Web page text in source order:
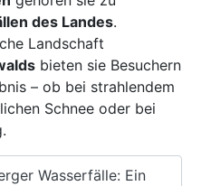
des Landes.
Landschaft
bieten sie Besuchern
– ob bei strahlendem
Schnee oder bei
Wasserfälle: Ein